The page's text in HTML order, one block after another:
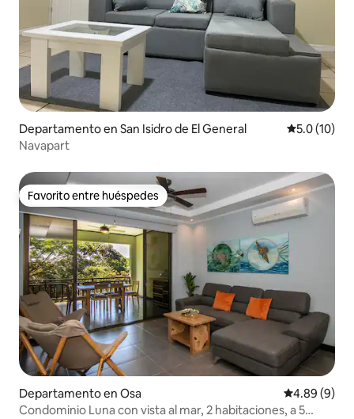
Departamento en San Isidro de El General Calificación
5.0 (10)
Navapart
Favorito entre huéspedes
Favorito entre huéspedes
Departamento en Osa Calificación
4.89 (9)
Condominio Luna con vista al mar, 2 habitaciones, a 5